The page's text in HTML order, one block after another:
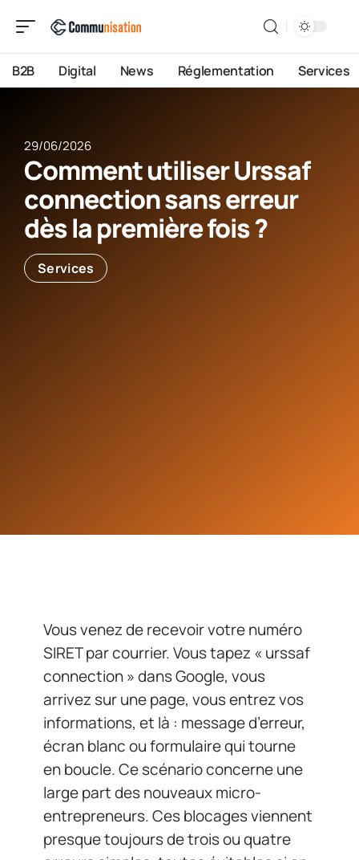
B2B Digital News Réglementation Services
29/06/2026
Comment utiliser Urssaf
connection sans erreur
dès la première fois ?
Services
Vous venez de recevoir votre numéro
SIRET par courrier. Vous tapez « urssaf
connection » dans Google, vous
arrivez sur une page, vous entrez vos
informations, et là : message d’erreur,
écran blanc ou formulaire qui tourne
en boucle. Ce scénario concerne une
large part des nouveaux micro-
entrepreneurs. Ces blocages viennent
presque toujours de trois ou quatre